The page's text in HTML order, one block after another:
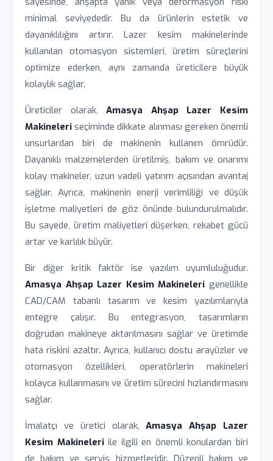
minimal seviyededir. Bu da ürünlerin estetik ve
dayanıklılığını artırır. Lazer kesim makinelerinde
kullanılan otomasyon sistemleri, üretim süreçlerini
optimize ederken, aynı zamanda üreticilere büyük
kolaylık sağlar.
Üreticiler olarak,Amasya Ahşap Lazer Kesim
Makineleri seçiminde dikkate alınması gereken önemli
unsurlardan biri de makinenin kullanım ömrüdür.
Dayanıklı malzemelerden üretilmiş, bakım ve onarımı
kolay makineler, uzun vadeli yatırım açısından avantaj
sağlar. Ayrıca, makinenin enerji verimliliği ve düşük
işletme maliyetleri de göz önünde bulundurulmalıdır.
Bu sayede, üretim maliyetleri düşerken, rekabet gücü
artar ve karlılık büyür.
Bir diğer kritik faktör ise yazılım uyumluluğudur.
Amasya Ahşap Lazer Kesim Makineleri genellikle
CAD/CAM tabanlı tasarım ve kesim yazılımlarıyla
entegre çalışır. Bu entegrasyon, tasarımların
doğrudan makineye aktarılmasını sağlar ve üretimde
hata riskini azaltır. Ayrıca, kullanıcı dostu arayüzler ve
otomasyon özellikleri, operatörlerin makineleri
kolayca kullanmasını ve üretim sürecini hızlandırmasını
sağlar.
İmalatçı ve üretici olarak,Amasya Ahşap Lazer
Kesim Makineleriile ilgili en önemli konulardan biri
de bakım ve servis hizmetleridir. Düzenli bakım ve